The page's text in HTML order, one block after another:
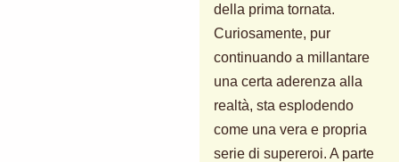
della prima tornata.
Curiosamente, pur
continuando a millantare
una certa aderenza alla
realtà, sta esplodendo
come una vera e propria
serie di supereroi. A parte